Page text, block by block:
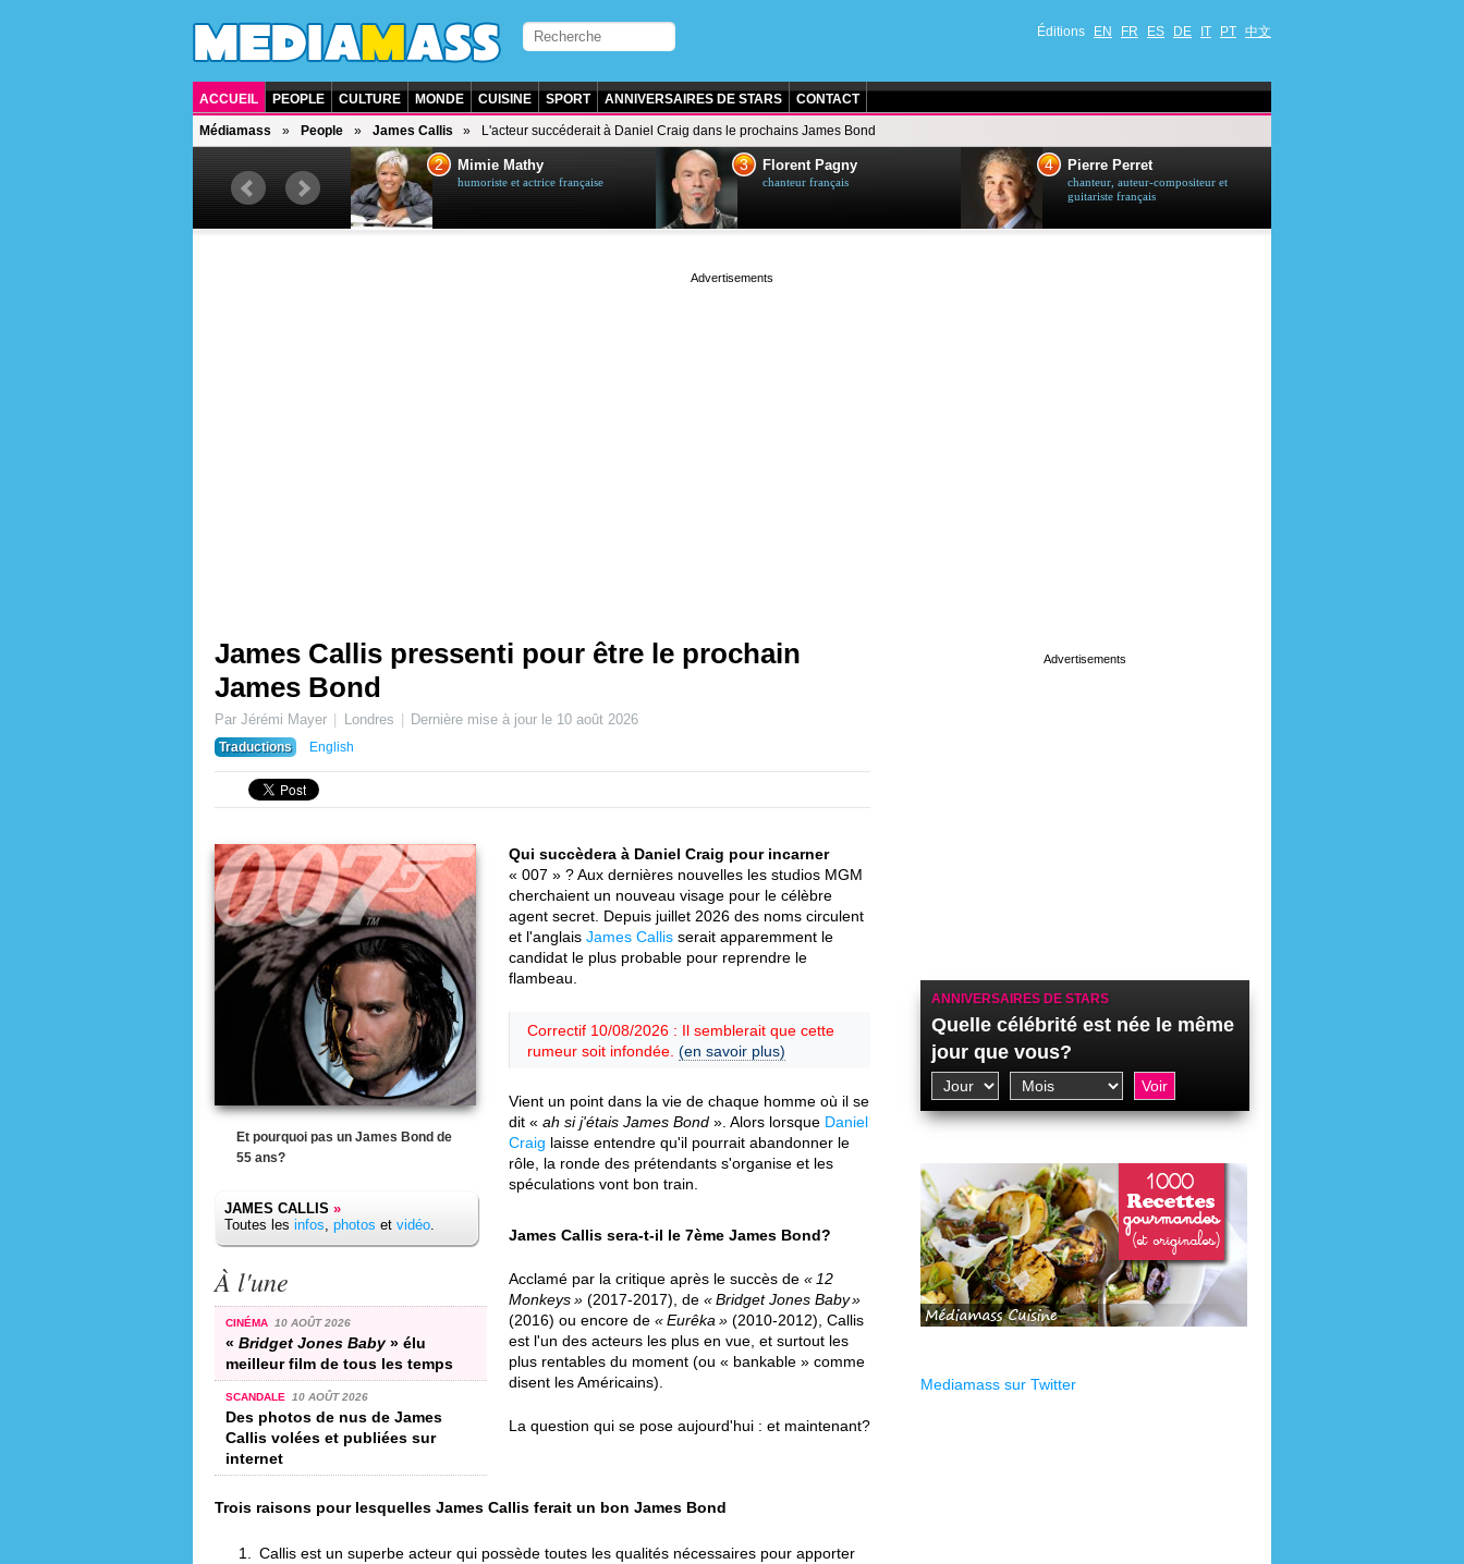
Éditions EN FR ES DE IT PT 中文
ACCUEIL PEOPLE CULTURE MONDE CUISINE SPORT ANNIVERSAIRES DE STARS CONTACT
Médiamass People James Callis L'acteur succéderait à Daniel Craig dans le prochains James Bond
chanteuse québécoise
2 Mimie Mathy
humoriste et actrice française
3 Florent Pagny
chanteur français
4 Pierre Perret
chanteur, auteur-compositeur et
guitariste français
James Callis pressenti pour être le prochain
James Bond
Par Jérémi Mayer Londres Dernière mise à jour le 10 août 2026
Traductions
English
Et pourquoi pas un James Bond de
55 ans?
JAMES CALLIS »
Toutes les infos, photos et vidéo.
À l'une
CINÉMA 10 AOÛT 2026
« Bridget Jones Baby» élu
meilleur film de tous les temps
SCANDALE 10 AOÛT 2026
Des photos de nus de James
Callis volées et publiées sur
internet
Qui succèdera à Daniel Craig pour incarner
« 007 » ? Aux dernières nouvelles les studios MGM
cherchaient un nouveau visage pour le célèbre
agent secret. Depuis juillet 2026 des noms circulent
et l'anglais James Callis serait apparemment le
candidat le plus probable pour reprendre le
flambeau.
Correctif 10/08/2026 : Il semblerait que cette
rumeur soit infondée. (en savoir plus)
Vient un point dans la vie de chaque homme où il se
dit « ah si j'étais James Bond ». Alors lorsque Daniel
Craig laisse entendre qu'il pourrait abandonner le
rôle, la ronde des prétendants s'organise et les
spéculations vont bon train.
James Callis sera-t-il le 7ème James Bond?
Acclamé par la critique après le succès de
12
Monkeys
(2017-2017), de
Bridget Jones Baby
(2016) ou encore de
Eurêka
(2010-2012), Callis
est l'un des acteurs les plus en vue, et surtout les
plus rentables du moment (ou « bankable » comme
disent les Américains).
La question qui se pose aujourd'hui : et maintenant?
Trois raisons pour lesquelles James Callis ferait un bon James Bond
Callis est un superbe acteur qui possède toutes les qualités nécessaires pour apporter
ANNIVERSAIRES DE STARS
Quelle célébrité est née le même
jour que vous?
Mediamass sur Twitter